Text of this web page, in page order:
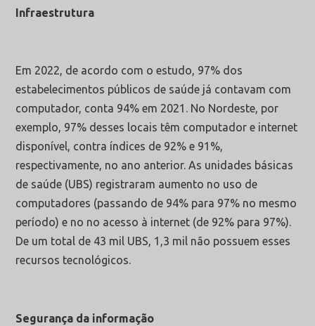
Infraestrutura
Em 2022, de acordo com o estudo, 97% dos
estabelecimentos públicos de saúde já contavam com
computador, conta 94% em 2021. No Nordeste, por
exemplo, 97% desses locais têm computador e internet
disponível, contra índices de 92% e 91%,
respectivamente, no ano anterior. As unidades básicas
de saúde (UBS) registraram aumento no uso de
computadores (passando de 94% para 97% no mesmo
período) e no no acesso à internet (de 92% para 97%).
De um total de 43 mil UBS, 1,3 mil não possuem esses
recursos tecnológicos.
Segurança da informação